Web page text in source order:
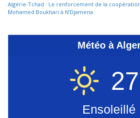
Algérie-Tchad : Le renforcement de la
Mohamed Boukhari à N’Djamena
Météo à
Ensoleillé